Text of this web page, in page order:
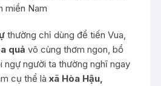
miền Nam
thường chỉ dùng để tiến Vua,
quả vô cùng thơm ngon, bổ
ngự người ta thường nghĩ ngay
cụ thể làxã Hòa Hậu,